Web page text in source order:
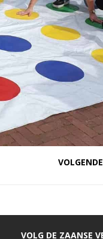
VOLGENDE
VOLG DE ZAANSE